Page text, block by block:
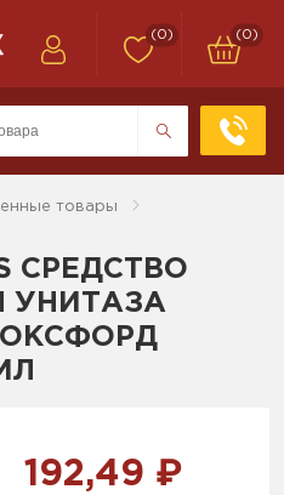
(0) (0)
товары
СРЕДСТВО
УНИТАЗА
ОКСФОРД
192,49 ₽